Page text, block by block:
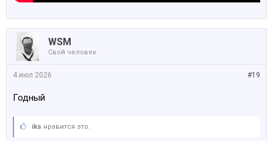
WSM
Свой человек
#19
4 июл 2026
Годный
iks нравится это.